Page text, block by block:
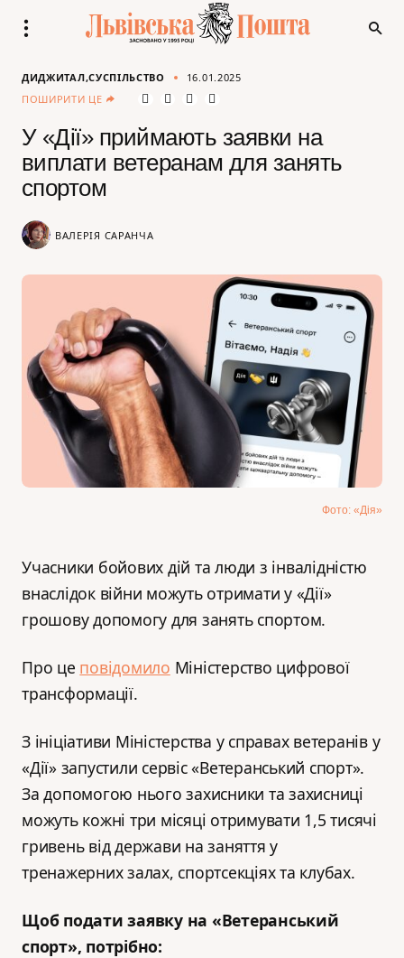
ДИДЖИТАЛ СУСПІЛЬСТВО
16.01.2025
ПОШИРИТИ ЦЕ
У «Дії» приймають заявки на
виплати ветеранам для занять
спортом
ВАЛЕРІЯ САРАНЧА
Фото: «Дія»
Учасники бойових дій та люди з інвалідністю
внаслідок війни можуть отримати у «Дії»
грошову допомогу для занять спортом.
Про це повідомило Міністерство цифрової
трансформації.
З ініціативи Міністерства у справах ветеранів у
«Дії» запустили сервіс «Ветеранський спорт».
За допомогою нього захисники та захисниці
можуть кожні три місяці отримувати 1,5 тисячі
гривень від держави на заняття у
тренажерних залах, спортсекціях та клубах.
Щоб подати заявку на «Ветеранський
спорт», потрібно: